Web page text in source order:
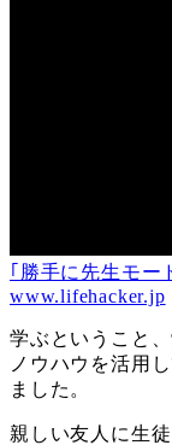
｢勝手に先生モー
www.lifehacker.jp
学ぶということ
ノウハウを活用
ました。
親しい友人に生